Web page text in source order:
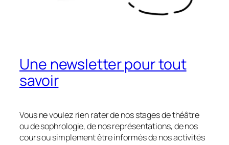
Une newsletter pour tout
savoir
Vous ne voulez rien rater de nos stages de théâtre
ou de sophrologie, de nos représentations, de nos
cours ou simplement être informés de nos activités